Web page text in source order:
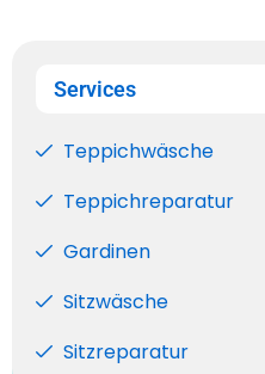
Services
Teppichwäsche
Teppichreparatur
Gardinen
Sitzwäsche
Sitzreparatur